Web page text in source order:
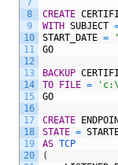
8
9
10
11
12
13
14
15
16
17
18
19
20
CREATE
WITH SUBJECT
START_DATE =
GO
BACKUP
TO FILE =
GO
CREATE
STATE =
AS TCP
(